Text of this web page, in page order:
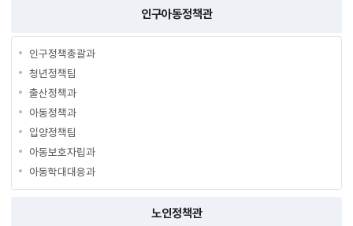
인구아동정책관
인구정책총괄과
청년정책팀
출산정책과
아동정책과
입양정책팀
아동보호자립과
아동학대대응과
노인정책관